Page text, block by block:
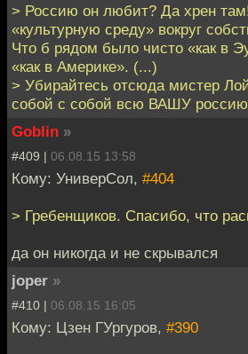
> Россию он любит? Да хрен
«культурную среду» вокруг
Что б рядом было чисто «как в
«как в Америке». (...)
> Убирайтесь отсюда мистер
собой с собой всю ВАШУ
Goblin »
#409 | 06.08.15 13:58
Кому: УниверСол, #404
> Гребенщиков. Спасибо, что
да он никогда и не скрывался
joper »
#410 | 06.08.15 16:05
Кому: Цзен ГУргуров, #390